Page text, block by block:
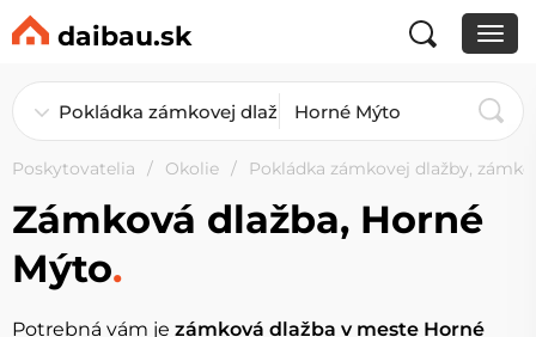
daibau.sk
Poskytovatelia Okolie Pokládka zámkovej dlažby,
Zámková dlažba, Horné
Mýto.
Potrebná vám je zámková dlažba v meste Horné